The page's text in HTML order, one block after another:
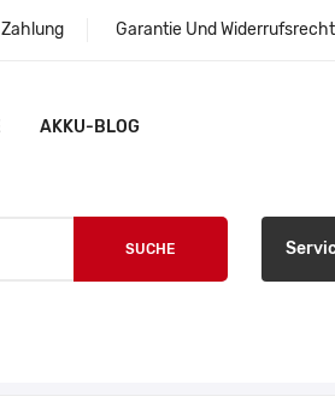
Zahlung Garantie Und Widerrufsrecht
AKKU-BLOG
SUCHE